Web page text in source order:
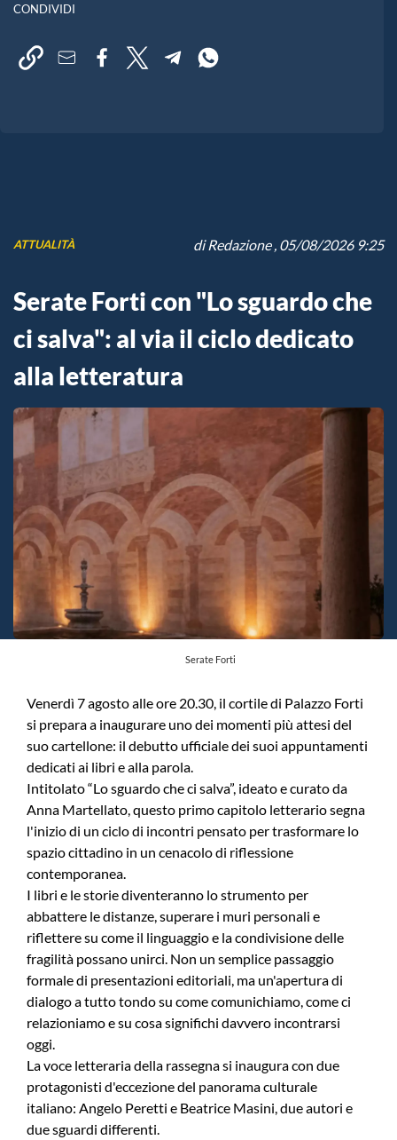
CONDIVIDI
ATTUALITÀ diRedazione, 05/08/2026 9:25
Serate Forti con "Lo sguardo che
ci salva": al via il ciclo dedicato
alla letteratura
Serate Forti
Venerdì 7 agosto alle ore 20.30, il cortile di Palazzo Forti
si prepara a inaugurare uno dei momenti più attesi del
suo cartellone: il debutto ufficiale dei suoi appuntamenti
dedicati ai libri e alla parola.
Intitolato “Lo sguardo che ci salva”, ideato e curato da
Anna Martellato, questo primo capitolo letterario segna
l'inizio di un ciclo di incontri pensato per trasformare lo
spazio cittadino in un cenacolo di riflessione
contemporanea.
I libri e le storie diventeranno lo strumento per
abbattere le distanze, superare i muri personali e
riflettere su come il linguaggio e la condivisione delle
fragilità possano unirci. Non un semplice passaggio
formale di presentazioni editoriali, ma un'apertura di
dialogo a tutto tondo su come comunichiamo, come ci
relazioniamo e su cosa significhi davvero incontrarsi
oggi.
La voce letteraria della rassegna si inaugura con due
protagonisti d'eccezione del panorama culturale
italiano: Angelo Peretti e Beatrice Masini, due autori e
due sguardi differenti.